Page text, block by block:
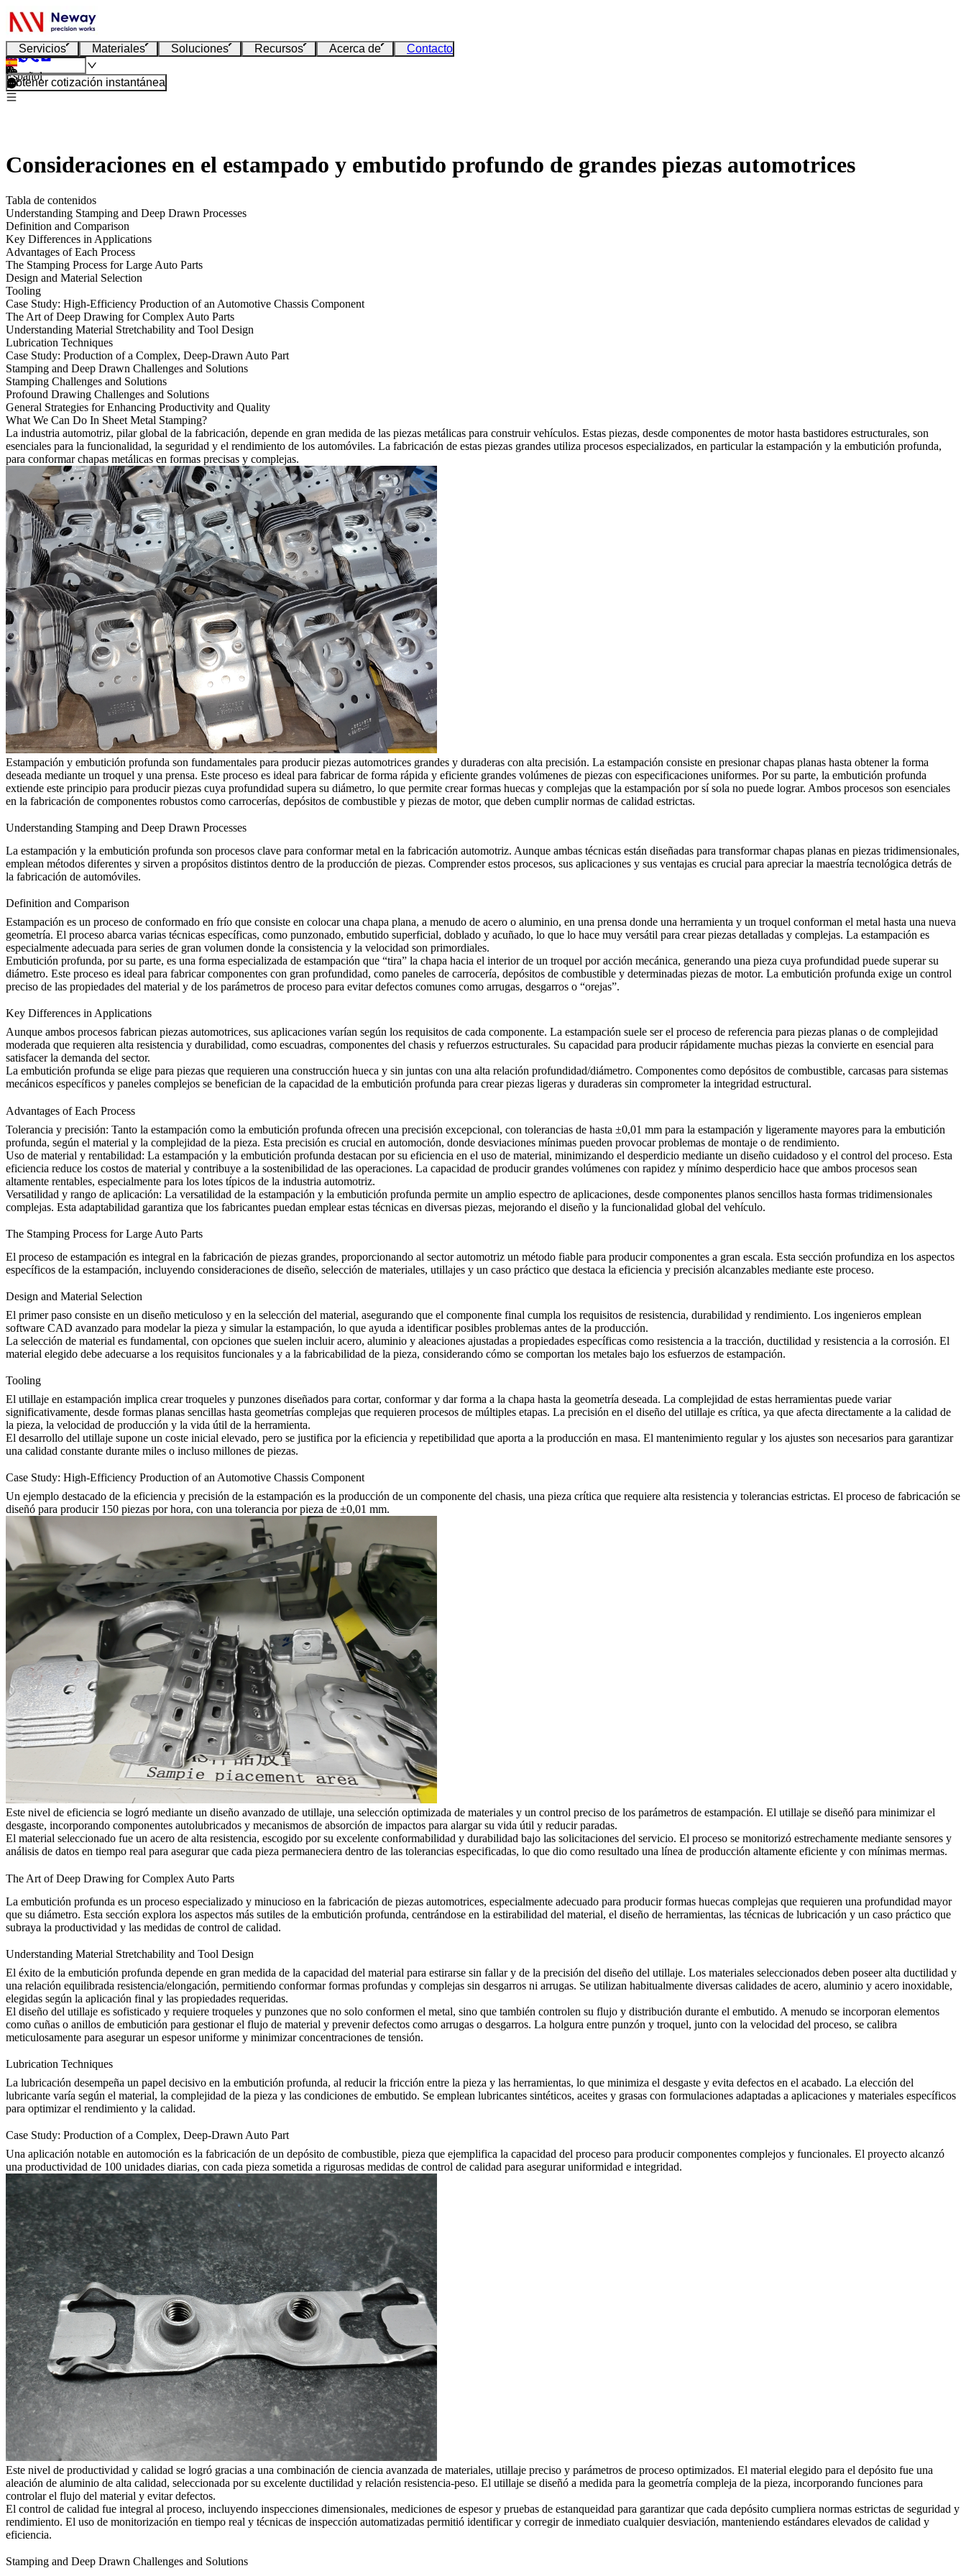
Servicios Materiales Soluciones Recursos Acerca de Contacto
Español
Obtener cotización instantánea
Consideraciones en el estampado y embutido profundo de grandes piezas automotrices
Tabla de contenidos
Understanding Stamping and Deep Drawn Processes
Definition and Comparison
Key Differences in Applications
Advantages of Each Process
The Stamping Process for Large Auto Parts
Design and Material Selection
Tooling
Case Study: High-Efficiency Production of an Automotive Chassis Component
The Art of Deep Drawing for Complex Auto Parts
Understanding Material Stretchability and Tool Design
Lubrication Techniques
Case Study: Production of a Complex, Deep-Drawn Auto Part
Stamping and Deep Drawn Challenges and Solutions
Stamping Challenges and Solutions
Profound Drawing Challenges and Solutions
General Strategies for Enhancing Productivity and Quality
What We Can Do In Sheet Metal Stamping?
La industria automotriz, pilar global de la fabricación, depende en gran medida de las piezas metálicas para construir vehículos. Estas piezas, desde componentes de motor hasta bastidores estructurales, son
esenciales para la funcionalidad, la seguridad y el rendimiento de los automóviles. La fabricación de estas piezas grandes utiliza procesos especializados, en particular la estampación y la embutición profunda,
para conformar chapas metálicas en formas precisas y complejas.
Estampación y embutición profunda son fundamentales para producir piezas automotrices grandes y duraderas con alta precisión. La estampación consiste en presionar chapas planas hasta obtener la forma
deseada mediante un troquel y una prensa. Este proceso es ideal para fabricar de forma rápida y eficiente grandes volúmenes de piezas con especificaciones uniformes. Por su parte, la embutición profunda
extiende este principio para producir piezas cuya profundidad supera su diámetro, lo que permite crear formas huecas y complejas que la estampación por sí sola no puede lograr. Ambos procesos son esenciales
en la fabricación de componentes robustos como carrocerías, depósitos de combustible y piezas de motor, que deben cumplir normas de calidad estrictas.
Understanding Stamping and Deep Drawn Processes
La estampación y la embutición profunda son procesos clave para conformar metal en la fabricación automotriz. Aunque ambas técnicas están diseñadas para transformar chapas planas en piezas tridimensionales,
emplean métodos diferentes y sirven a propósitos distintos dentro de la producción de piezas. Comprender estos procesos, sus aplicaciones y sus ventajas es crucial para apreciar la maestría tecnológica detrás de
la fabricación de automóviles.
Definition and Comparison
Estampación es un proceso de conformado en frío que consiste en colocar una chapa plana, a menudo de acero o aluminio, en una prensa donde una herramienta y un troquel conforman el metal hasta una nueva
geometría. El proceso abarca varias técnicas específicas, como punzonado, embutido superficial, doblado y acuñado, lo que lo hace muy versátil para crear piezas detalladas y complejas. La estampación es
especialmente adecuada para series de gran volumen donde la consistencia y la velocidad son primordiales.
Embutición profunda, por su parte, es una forma especializada de estampación que “tira” la chapa hacia el interior de un troquel por acción mecánica, generando una pieza cuya profundidad puede superar su
diámetro. Este proceso es ideal para fabricar componentes con gran profundidad, como paneles de carrocería, depósitos de combustible y determinadas piezas de motor. La embutición profunda exige un control
preciso de las propiedades del material y de los parámetros de proceso para evitar defectos comunes como arrugas, desgarros o “orejas”.
Key Differences in Applications
Aunque ambos procesos fabrican piezas automotrices, sus aplicaciones varían según los requisitos de cada componente. La estampación suele ser el proceso de referencia para piezas planas o de complejidad
moderada que requieren alta resistencia y durabilidad, como escuadras, componentes del chasis y refuerzos estructurales. Su capacidad para producir rápidamente muchas piezas la convierte en esencial para
satisfacer la demanda del sector.
La embutición profunda se elige para piezas que requieren una construcción hueca y sin juntas con una alta relación profundidad/diámetro. Componentes como depósitos de combustible, carcasas para sistemas
mecánicos específicos y paneles complejos se benefician de la capacidad de la embutición profunda para crear piezas ligeras y duraderas sin comprometer la integridad estructural.
Advantages of Each Process
Tolerancia y precisión: Tanto la estampación como la embutición profunda ofrecen una precisión excepcional, con tolerancias de hasta ±0,01 mm para la estampación y ligeramente mayores para la embutición
profunda, según el material y la complejidad de la pieza. Esta precisión es crucial en automoción, donde desviaciones mínimas pueden provocar problemas de montaje o de rendimiento.
Uso de material y rentabilidad: La estampación y la embutición profunda destacan por su eficiencia en el uso de material, minimizando el desperdicio mediante un diseño cuidadoso y el control del proceso. Esta
eficiencia reduce los costos de material y contribuye a la sostenibilidad de las operaciones. La capacidad de producir grandes volúmenes con rapidez y mínimo desperdicio hace que ambos procesos sean
altamente rentables, especialmente para los lotes típicos de la industria automotriz.
Versatilidad y rango de aplicación: La versatilidad de la estampación y la embutición profunda permite un amplio espectro de aplicaciones, desde componentes planos sencillos hasta formas tridimensionales
complejas. Esta adaptabilidad garantiza que los fabricantes puedan emplear estas técnicas en diversas piezas, mejorando el diseño y la funcionalidad global del vehículo.
The Stamping Process for Large Auto Parts
El proceso de estampación es integral en la fabricación de piezas grandes, proporcionando al sector automotriz un método fiable para producir componentes a gran escala. Esta sección profundiza en los aspectos
específicos de la estampación, incluyendo consideraciones de diseño, selección de materiales, utillajes y un caso práctico que destaca la eficiencia y precisión alcanzables mediante este proceso.
Design and Material Selection
El primer paso consiste en un diseño meticuloso y en la selección del material, asegurando que el componente final cumpla los requisitos de resistencia, durabilidad y rendimiento. Los ingenieros emplean
software CAD avanzado para modelar la pieza y simular la estampación, lo que ayuda a identificar posibles problemas antes de la producción.
La selección de material es fundamental, con opciones que suelen incluir acero, aluminio y aleaciones ajustadas a propiedades específicas como resistencia a la tracción, ductilidad y resistencia a la corrosión. El
material elegido debe adecuarse a los requisitos funcionales y a la fabricabilidad de la pieza, considerando cómo se comportan los metales bajo los esfuerzos de estampación.
Tooling
El utillaje en estampación implica crear troqueles y punzones diseñados para cortar, conformar y dar forma a la chapa hasta la geometría deseada. La complejidad de estas herramientas puede variar
significativamente, desde formas planas sencillas hasta geometrías complejas que requieren procesos de múltiples etapas. La precisión en el diseño del utillaje es crítica, ya que afecta directamente a la calidad de
la pieza, la velocidad de producción y la vida útil de la herramienta.
El desarrollo del utillaje supone un coste inicial elevado, pero se justifica por la eficiencia y repetibilidad que aporta a la producción en masa. El mantenimiento regular y los ajustes son necesarios para garantizar
una calidad constante durante miles o incluso millones de piezas.
Case Study: High-Efficiency Production of an Automotive Chassis Component
Un ejemplo destacado de la eficiencia y precisión de la estampación es la producción de un componente del chasis, una pieza crítica que requiere alta resistencia y tolerancias estrictas. El proceso de fabricación se
diseñó para producir 150 piezas por hora, con una tolerancia por pieza de ±0,01 mm.
Este nivel de eficiencia se logró mediante un diseño avanzado de utillaje, una selección optimizada de materiales y un control preciso de los parámetros de estampación. El utillaje se diseñó para minimizar el
desgaste, incorporando componentes autolubricados y mecanismos de absorción de impactos para alargar su vida útil y reducir paradas.
El material seleccionado fue un acero de alta resistencia, escogido por su excelente conformabilidad y durabilidad bajo las solicitaciones del servicio. El proceso se monitorizó estrechamente mediante sensores y
análisis de datos en tiempo real para asegurar que cada pieza permaneciera dentro de las tolerancias especificadas, lo que dio como resultado una línea de producción altamente eficiente y con mínimas mermas.
The Art of Deep Drawing for Complex Auto Parts
La embutición profunda es un proceso especializado y minucioso en la fabricación de piezas automotrices, especialmente adecuado para producir formas huecas complejas que requieren una profundidad mayor
que su diámetro. Esta sección explora los aspectos más sutiles de la embutición profunda, centrándose en la estirabilidad del material, el diseño de herramientas, las técnicas de lubricación y un caso práctico que
subraya la productividad y las medidas de control de calidad.
Understanding Material Stretchability and Tool Design
El éxito de la embutición profunda depende en gran medida de la capacidad del material para estirarse sin fallar y de la precisión del diseño del utillaje. Los materiales seleccionados deben poseer alta ductilidad y
una relación equilibrada resistencia/elongación, permitiendo conformar formas profundas y complejas sin desgarros ni arrugas. Se utilizan habitualmente diversas calidades de acero, aluminio y acero inoxidable,
elegidas según la aplicación final y las propiedades requeridas.
El diseño del utillaje es sofisticado y requiere troqueles y punzones que no solo conformen el metal, sino que también controlen su flujo y distribución durante el embutido. A menudo se incorporan elementos
como cuñas o anillos de embutición para gestionar el flujo de material y prevenir defectos como arrugas o desgarros. La holgura entre punzón y troquel, junto con la velocidad del proceso, se calibra
meticulosamente para asegurar un espesor uniforme y minimizar concentraciones de tensión.
Lubrication Techniques
La lubricación desempeña un papel decisivo en la embutición profunda, al reducir la fricción entre la pieza y las herramientas, lo que minimiza el desgaste y evita defectos en el acabado. La elección del
lubricante varía según el material, la complejidad de la pieza y las condiciones de embutido. Se emplean lubricantes sintéticos, aceites y grasas con formulaciones adaptadas a aplicaciones y materiales específicos
para optimizar el rendimiento y la calidad.
Case Study: Production of a Complex, Deep-Drawn Auto Part
Una aplicación notable en automoción es la fabricación de un depósito de combustible, pieza que ejemplifica la capacidad del proceso para producir componentes complejos y funcionales. El proyecto alcanzó
una productividad de 100 unidades diarias, con cada pieza sometida a rigurosas medidas de control de calidad para asegurar uniformidad e integridad.
Este nivel de productividad y calidad se logró gracias a una combinación de ciencia avanzada de materiales, utillaje preciso y parámetros de proceso optimizados. El material elegido para el depósito fue una
aleación de aluminio de alta calidad, seleccionada por su excelente ductilidad y relación resistencia-peso. El utillaje se diseñó a medida para la geometría compleja de la pieza, incorporando funciones para
controlar el flujo del material y evitar defectos.
El control de calidad fue integral al proceso, incluyendo inspecciones dimensionales, mediciones de espesor y pruebas de estanqueidad para garantizar que cada depósito cumpliera normas estrictas de seguridad y
rendimiento. El uso de monitorización en tiempo real y técnicas de inspección automatizadas permitió identificar y corregir de inmediato cualquier desviación, manteniendo estándares elevados de calidad y
eficiencia.
Stamping and Deep Drawn Challenges and Solutions